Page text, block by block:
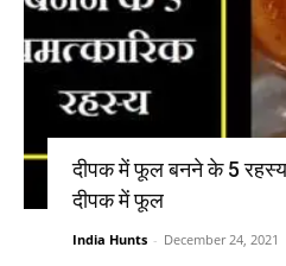
दीपक में फूल बनने के 5
दीपक में फूल
India Hunts - December 24, 2021